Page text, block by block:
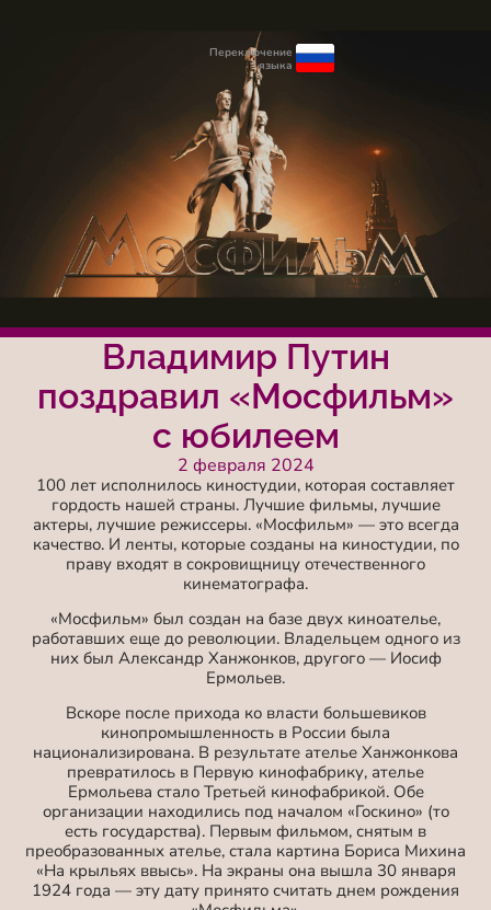
Владимир Путин
поздравил «Мосфильм»
с юбилеем
2 февраля 2024
100 лет исполнилось киностудии, которая составляет
гордость нашей страны. Лучшие фильмы, лучшие
актеры, лучшие режиссеры. «Мосфильм» — это всегда
качество. И ленты, которые созданы на киностудии, по
праву входят в сокровищницу отечественного
кинематографа.
«Мосфильм» был создан на базе двух киноателье,
работавших еще до революции. Владельцем одного из
них был Александр Ханжонков, другого — Иосиф
Ермольев.
Вскоре после прихода ко власти большевиков
кинопромышленность в России была
национализирована. В результате ателье Ханжонкова
превратилось в Первую кинофабрику, ателье
Ермольева стало Третьей кинофабрикой. Обе
организации находились под началом «Госкино» (то
есть государства). Первым фильмом, снятым в
преобразованных ателье, стала картина Бориса Михина
«На крыльях ввысь». На экраны она вышла 30 января
1924 года — эту дату принято считать днем рождения
Переключение
языка